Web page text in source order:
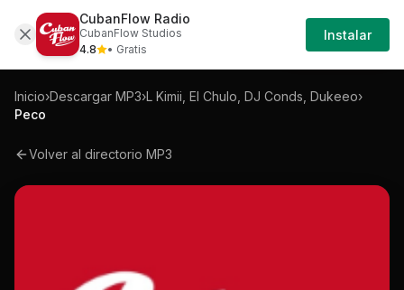
Mp3 L-kimii-el-chulo-dukeeo-peco-mp3
Iniciar
Sesión
Inicio›Descargar MP3›L Kimii, El Chulo, DJ Conds, Dukeeo›
Peco
Volver al directorio MP3
CubanFlow Radio
CubanFlow Studios
4.8
• Gratis
Instalar